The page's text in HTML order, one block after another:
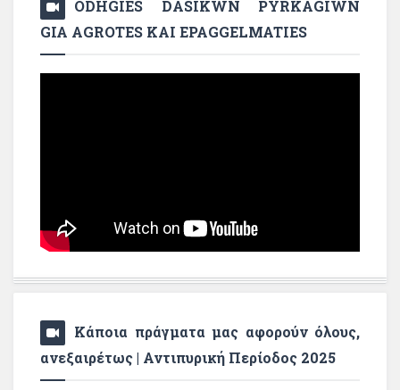
ODHGIES DASIKWN PYRKAGIWN
GIA AGROTES KAI EPAGGELMATIES
Κάποια πράγματα μας αφορούν όλους,
ανεξαιρέτως | Αντιπυρική Περίοδος 2025